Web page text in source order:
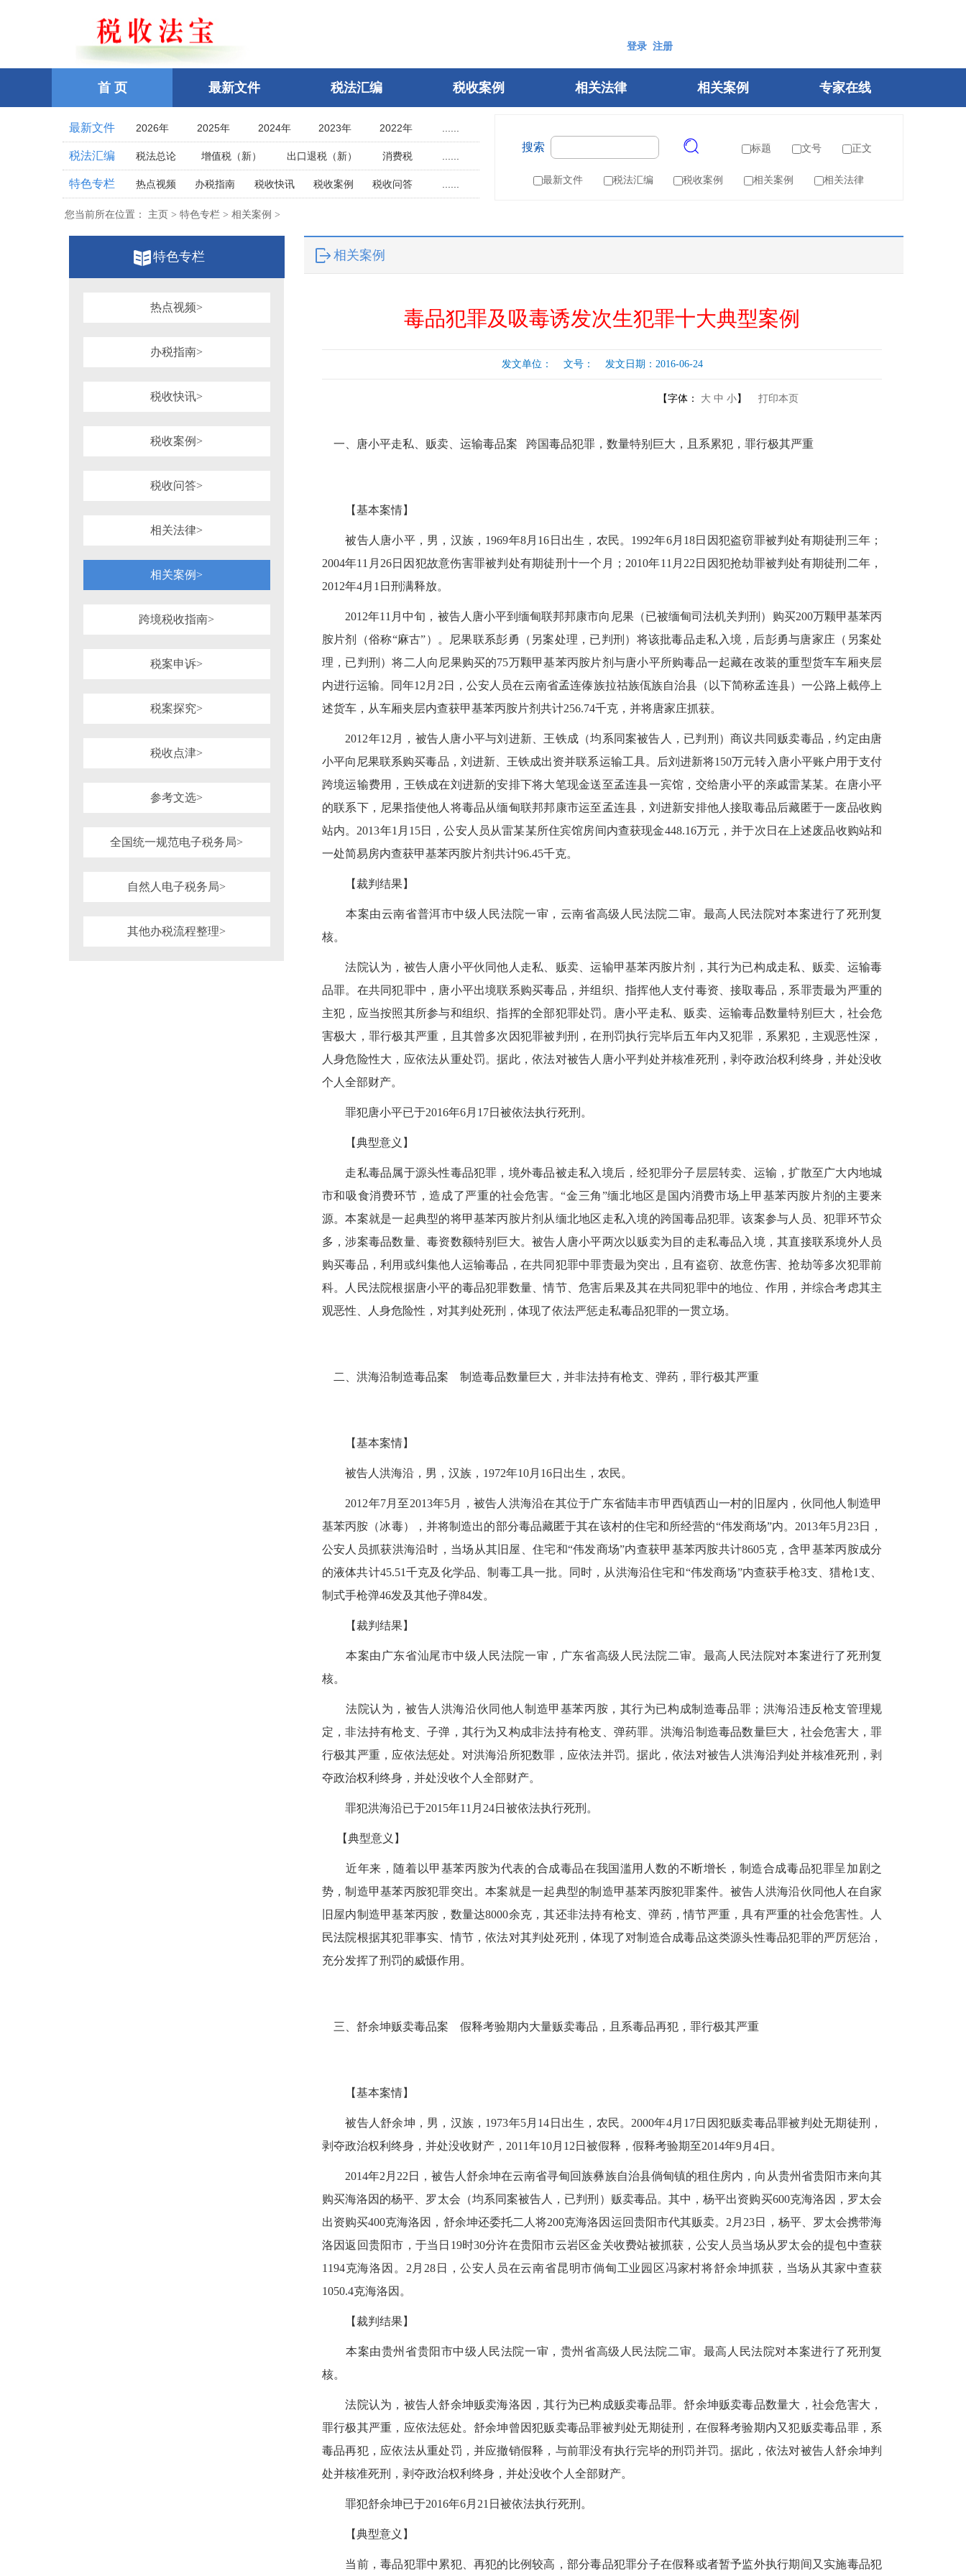
登录 注册
首 页 最新文件 税法汇编 税收案例 相关法律 相关案例 专家在线
最新文件 2026年 2025年 2024年 2023年
2022年
2021年
2020年 2019年 2018年
2017年
2016年
2015年 2014年 2013年
2012年
2011年
2010年 2009年 2008年
2007年
2006年
2005年 2004年
2001年
2000年 1999年 1998年
1997年
1996年
1995年 1993年
1992年
1991年
1990年 1989年
1986年
税法汇编 税法总论 增值税（新） 出口退税（新）
消费税
企业所得税
个人所得税 耕地占用税
土地使用税
土地增值税
房产税 契税 车辆购置税
车船税
印花税
资源税
关税法
税收立法(规章、文件、批复）
税收征管法
税务行政公开
涉税专业服务
可持续披露准则
重点行业税收政策汇编
特色专栏 热点视频 办税指南 税收快讯 税收案例
税收问答
全国统一规范电子税务局
自然人电子税务局
搜索 标题 文号 正文
最新文件 税法汇编 税收案例 相关案例 相关法律
您当前所在位置： 主页 > 特色专栏 > 相关案例 >
特色专栏
热点视频>
办税指南>
税收快讯>
税收案例>
税收问答>
相关法律>
相关案例>
跨境税收指南>
税案申诉>
税案探究>
税收点津>
参考文选>
全国统一规范电子税务局>
自然人电子税务局>
其他办税流程整理>
相关案例
毒品犯罪及吸毒诱发次生犯罪十大典型案例
发文单位： 文号： 发文日期：2016-06-24
【字体： 大 中 小】 打印本页
一、唐小平走私、贩卖、运输毒品案 跨国毒品犯罪，数量特别巨大，且系累犯，罪行极其严重
【基本案情】
被告人唐小平，男，汉族，1969年8月16日出生，农民。1992年6月18日因犯盗窃罪被判处有期徒刑三年；
2004年11月26日因犯故意伤害罪被判处有期徒刑十一个月；2010年11月22日因犯抢劫罪被判处有期徒刑二年，
2012年4月1日刑满释放。
2012年11月中旬，被告人唐小平到缅甸联邦邦康市向尼果（已被缅甸司法机关判刑）购买200万颗甲基苯丙
胺片剂（俗称“麻古”）。尼果联系彭勇（另案处理，已判刑）将该批毒品走私入境，后彭勇与唐家庄（另案处
理，已判刑）将二人向尼果购买的75万颗甲基苯丙胺片剂与唐小平所购毒品一起藏在改装的重型货车车厢夹层
内进行运输。同年12月2日，公安人员在云南省孟连傣族拉祜族佤族自治县（以下简称孟连县）一公路上截停上
述货车，从车厢夹层内查获甲基苯丙胺片剂共计256.74千克，并将唐家庄抓获。
2012年12月，被告人唐小平与刘进新、王铁成（均系同案被告人，已判刑）商议共同贩卖毒品，约定由唐
小平向尼果联系购买毒品，刘进新、王铁成出资并联系运输工具。后刘进新将150万元转入唐小平账户用于支付
跨境运输费用，王铁成在刘进新的安排下将大笔现金送至孟连县一宾馆，交给唐小平的亲戚雷某某。在唐小平
的联系下，尼果指使他人将毒品从缅甸联邦邦康市运至孟连县，刘进新安排他人接取毒品后藏匿于一废品收购
站内。2013年1月15日，公安人员从雷某某所住宾馆房间内查获现金448.16万元，并于次日在上述废品收购站和
一处简易房内查获甲基苯丙胺片剂共计96.45千克。
【裁判结果】
本案由云南省普洱市中级人民法院一审，云南省高级人民法院二审。最高人民法院对本案进行了死刑复
核。
法院认为，被告人唐小平伙同他人走私、贩卖、运输甲基苯丙胺片剂，其行为已构成走私、贩卖、运输毒
品罪。在共同犯罪中，唐小平出境联系购买毒品，并组织、指挥他人支付毒资、接取毒品，系罪责最为严重的
主犯，应当按照其所参与和组织、指挥的全部犯罪处罚。唐小平走私、贩卖、运输毒品数量特别巨大，社会危
害极大，罪行极其严重，且其曾多次因犯罪被判刑，在刑罚执行完毕后五年内又犯罪，系累犯，主观恶性深，
人身危险性大，应依法从重处罚。据此，依法对被告人唐小平判处并核准死刑，剥夺政治权利终身，并处没收
个人全部财产。
罪犯唐小平已于2016年6月17日被依法执行死刑。
【典型意义】
走私毒品属于源头性毒品犯罪，境外毒品被走私入境后，经犯罪分子层层转卖、运输，扩散至广大内地城
市和吸食消费环节，造成了严重的社会危害。“金三角”缅北地区是国内消费市场上甲基苯丙胺片剂的主要来
源。本案就是一起典型的将甲基苯丙胺片剂从缅北地区走私入境的跨国毒品犯罪。该案参与人员、犯罪环节众
多，涉案毒品数量、毒资数额特别巨大。被告人唐小平两次以贩卖为目的走私毒品入境，其直接联系境外人员
购买毒品，利用或纠集他人运输毒品，在共同犯罪中罪责最为突出，且有盗窃、故意伤害、抢劫等多次犯罪前
科。人民法院根据唐小平的毒品犯罪数量、情节、危害后果及其在共同犯罪中的地位、作用，并综合考虑其主
观恶性、人身危险性，对其判处死刑，体现了依法严惩走私毒品犯罪的一贯立场。
二、洪海沿制造毒品案 制造毒品数量巨大，并非法持有枪支、弹药，罪行极其严重
【基本案情】
被告人洪海沿，男，汉族，1972年10月16日出生，农民。
2012年7月至2013年5月，被告人洪海沿在其位于广东省陆丰市甲西镇西山一村的旧屋内，伙同他人制造甲
基苯丙胺（冰毒），并将制造出的部分毒品藏匿于其在该村的住宅和所经营的“伟发商场”内。2013年5月23日，
公安人员抓获洪海沿时，当场从其旧屋、住宅和“伟发商场”内查获甲基苯丙胺共计8605克，含甲基苯丙胺成分
的液体共计45.51千克及化学品、制毒工具一批。同时，从洪海沿住宅和“伟发商场”内查获手枪3支、猎枪1支、
制式手枪弹46发及其他子弹84发。
【裁判结果】
本案由广东省汕尾市中级人民法院一审，广东省高级人民法院二审。最高人民法院对本案进行了死刑复
核。
法院认为，被告人洪海沿伙同他人制造甲基苯丙胺，其行为已构成制造毒品罪；洪海沿违反枪支管理规
定，非法持有枪支、子弹，其行为又构成非法持有枪支、弹药罪。洪海沿制造毒品数量巨大，社会危害大，罪
行极其严重，应依法惩处。对洪海沿所犯数罪，应依法并罚。据此，依法对被告人洪海沿判处并核准死刑，剥
夺政治权利终身，并处没收个人全部财产。
罪犯洪海沿已于2015年11月24日被依法执行死刑。
【典型意义】
近年来，随着以甲基苯丙胺为代表的合成毒品在我国滥用人数的不断增长，制造合成毒品犯罪呈加剧之
势，制造甲基苯丙胺犯罪突出。本案就是一起典型的制造甲基苯丙胺犯罪案件。被告人洪海沿伙同他人在自家
旧屋内制造甲基苯丙胺，数量达8000余克，其还非法持有枪支、弹药，情节严重，具有严重的社会危害性。人
民法院根据其犯罪事实、情节，依法对其判处死刑，体现了对制造合成毒品这类源头性毒品犯罪的严厉惩治，
充分发挥了刑罚的威慑作用。
三、舒余坤贩卖毒品案 假释考验期内大量贩卖毒品，且系毒品再犯，罪行极其严重
【基本案情】
被告人舒余坤，男，汉族，1973年5月14日出生，农民。2000年4月17日因犯贩卖毒品罪被判处无期徒刑，
剥夺政治权利终身，并处没收财产，2011年10月12日被假释，假释考验期至2014年9月4日。
2014年2月22日，被告人舒余坤在云南省寻甸回族彝族自治县倘甸镇的租住房内，向从贵州省贵阳市来向其
购买海洛因的杨平、罗太会（均系同案被告人，已判刑）贩卖毒品。其中，杨平出资购买600克海洛因，罗太会
出资购买400克海洛因，舒余坤还委托二人将200克海洛因运回贵阳市代其贩卖。2月23日，杨平、罗太会携带海
洛因返回贵阳市，于当日19时30分许在贵阳市云岩区金关收费站被抓获，公安人员当场从罗太会的提包中查获
1194克海洛因。2月28日，公安人员在云南省昆明市倘甸工业园区冯家村将舒余坤抓获，当场从其家中查获
1050.4克海洛因。
【裁判结果】
本案由贵州省贵阳市中级人民法院一审，贵州省高级人民法院二审。最高人民法院对本案进行了死刑复
核。
法院认为，被告人舒余坤贩卖海洛因，其行为已构成贩卖毒品罪。舒余坤贩卖毒品数量大，社会危害大，
罪行极其严重，应依法惩处。舒余坤曾因犯贩卖毒品罪被判处无期徒刑，在假释考验期内又犯贩卖毒品罪，系
毒品再犯，应依法从重处罚，并应撤销假释，与前罪没有执行完毕的刑罚并罚。据此，依法对被告人舒余坤判
处并核准死刑，剥夺政治权利终身，并处没收个人全部财产。
罪犯舒余坤已于2016年6月21日被依法执行死刑。
【典型意义】
当前，毒品犯罪中累犯、再犯的比例较高，部分毒品犯罪分子在假释或者暂予监外执行期间又实施毒品犯